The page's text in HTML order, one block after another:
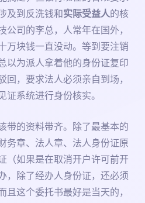
及到反洗钱和实际受益人的核
公司的李总，人常年在国外，
万块钱一直没动。等到要注销
以为派人拿着他的身份证复印
回，要求法人必须亲自到场，
证系统进行身份核实。
带的资料带齐。除了最基本的
务章、法人章、法人身份证原
（如果是在取消开户许可前开
，除了经办人身份证，还必须
且这个委托书最好是当天的，